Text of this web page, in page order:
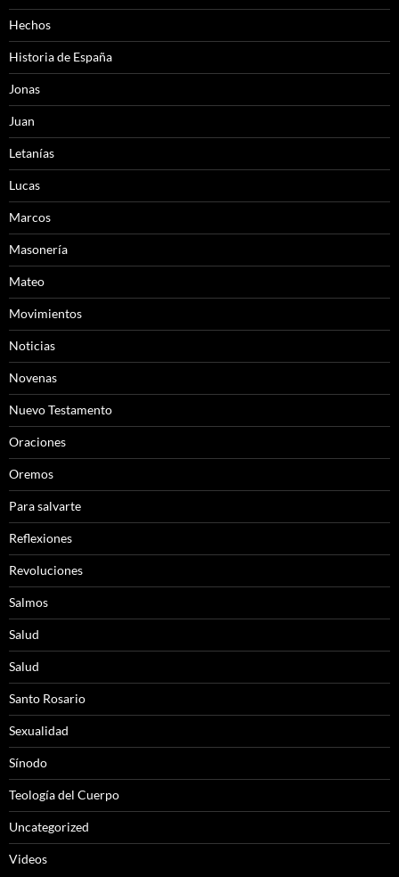
Hechos
Historia de España
Jonas
Juan
Letanías
Lucas
Marcos
Masonería
Mateo
Movimientos
Noticias
Novenas
Nuevo Testamento
Oraciones
Oremos
Para salvarte
Reflexiones
Revoluciones
Salmos
Salud
Salud
Santo Rosario
Sexualidad
Sínodo
Teología del Cuerpo
Uncategorized
Videos